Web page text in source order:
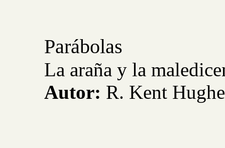
Parábolas
La araña y la
Autor: R. Kent